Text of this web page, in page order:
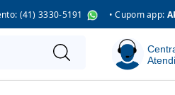
(41) 3330-5191 • Cupom app: